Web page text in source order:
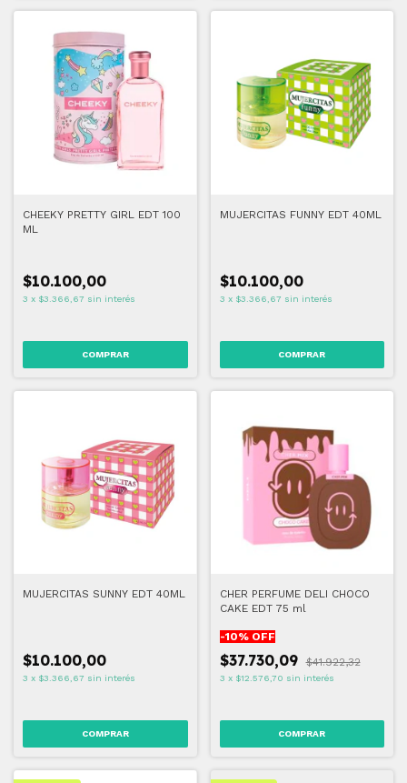
CHEEKY PRETTY GIRL EDT 100
ML
$10.100,00
3 x $3.366,67 sin interés
MUJERCITAS FUNNY EDT 40ML
$10.100,00
3 x $3.366,67 sin interés
MUJERCITAS SUNNY EDT 40ML
$10.100,00
3 x $3.366,67 sin interés
CHER PERFUME DELI CHOCO
CAKE EDT 75 ml
-10% OFF
$37.730,09 $41.922,32
3 x $12.576,70 sin interés